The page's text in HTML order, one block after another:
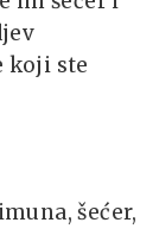
koji ste
šećer,